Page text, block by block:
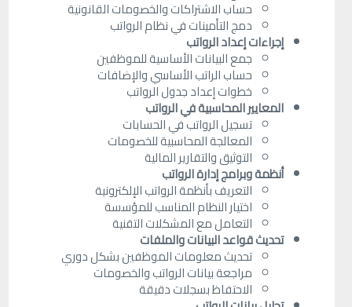
حساب الاشتراكات والخصومات القانونية
دمج التأمينات في نظام الرواتب
إجراءات إعداد الرواتب
جمع البيانات الأساسية للموظفين
حساب الراتب الأساسي والإضافات
خطوات إعداد جدول الرواتب
المعايير المحاسبية في الرواتب
تسجيل الرواتب في الحسابات
المعالجة المحاسبية للخصومات
التوثيق والتقارير المالية
أنظمة وبرامج إدارة الرواتب
التعريف بأنظمة الرواتب الإلكترونية
اختيار النظام المناسب للمؤسسة
التعامل مع المشكلات التقنية
تحديث قواعد البيانات والملفات
تحديث معلومات الموظفين بشكل دوري
مراجعة بيانات الرواتب والخصومات
الاحتفاظ بسجلات دقيقة